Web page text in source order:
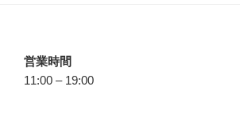
営業時間
11:00 – 19:00